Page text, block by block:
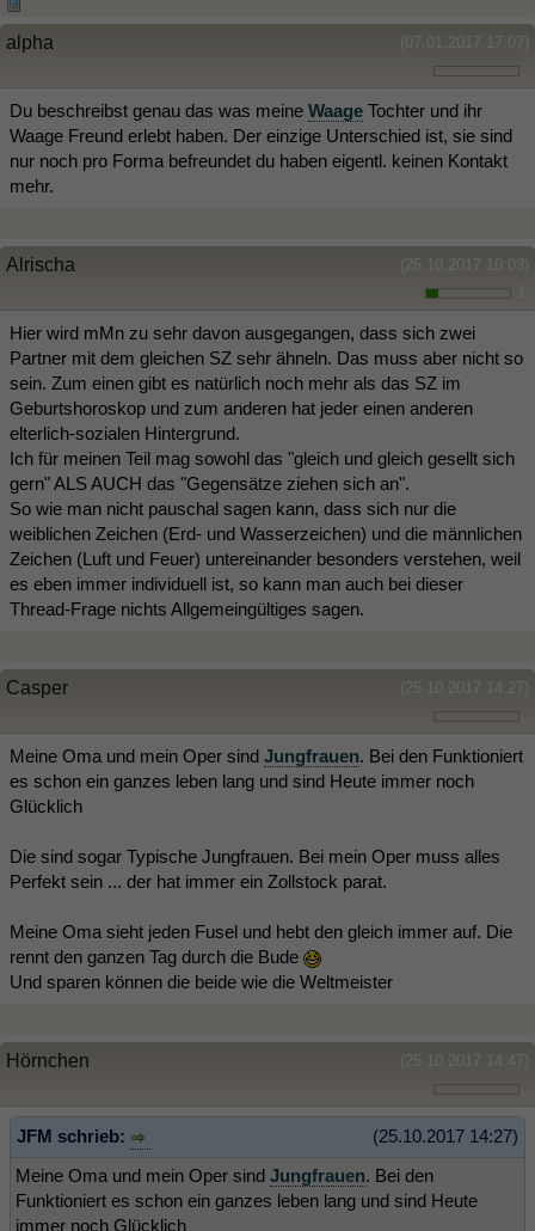
(07.01.2017 17:07)
alpha
Du beschreibst genau das was meine Waage Tochter und ihr
Waage Freund erlebt haben. Der einzige Unterschied ist, sie sind
nur noch pro Forma befreundet du haben eigentl. keinen Kontakt
mehr.
(25.10.2017 10:03)
Alrischa
Hier wird mMn zu sehr davon ausgegangen, dass sich zwei
Partner mit dem gleichen SZ sehr ähneln. Das muss aber nicht so
sein. Zum einen gibt es natürlich noch mehr als das SZ im
Geburtshoroskop und zum anderen hat jeder einen anderen
elterlich-sozialen Hintergrund.
Ich für meinen Teil mag sowohl das "gleich und gleich gesellt sich
gern" ALS AUCH das "Gegensätze ziehen sich an".
So wie man nicht pauschal sagen kann, dass sich nur die
weiblichen Zeichen (Erd- und Wasserzeichen) und die männlichen
Zeichen (Luft und Feuer) untereinander besonders verstehen, weil
es eben immer individuell ist, so kann man auch bei dieser
Thread-Frage nichts Allgemeingültiges sagen.
(25.10.2017 14:27)
Casper
Meine Oma und mein Oper sind Jungfrauen. Bei den Funktioniert
es schon ein ganzes leben lang und sind Heute immer noch
Glücklich
Die sind sogar Typische Jungfrauen. Bei mein Oper muss alles
Perfekt sein ... der hat immer ein Zollstock parat.
Meine Oma sieht jeden Fusel und hebt den gleich immer auf. Die
rennt den ganzen Tag durch die Bude
Und sparen können die beide wie die Weltmeister
(25.10.2017 14:47)
Hörnchen
(25.10.2017 14:27)
JFM schrieb:
Meine Oma und mein Oper sind Jungfrauen. Bei den
Funktioniert es schon ein ganzes leben lang und sind Heute
immer noch Glücklich